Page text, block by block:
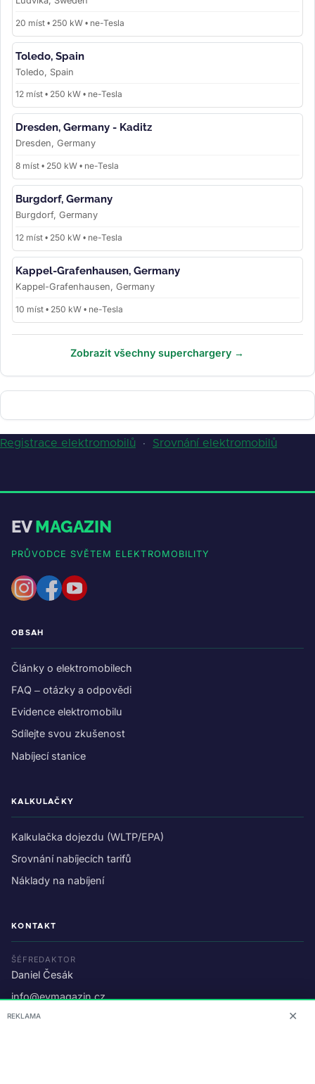
20 míst • 250 kW • ne-Tesla
Toledo, Spain
Toledo, Spain
12 míst • 250 kW • ne-Tesla
Dresden, Germany - Kaditz
Dresden, Germany
8 míst • 250 kW • ne-Tesla
Burgdorf, Germany
Burgdorf, Germany
12 míst • 250 kW • ne-Tesla
Kappel-Grafenhausen, Germany
Kappel-Grafenhausen, Germany
10 míst • 250 kW • ne-Tesla
Zobrazit všechny superchargery →
Registrace elektromobilů · Srovnání elektromobilů
EVMAGAZIN
PRŮVODCE SVĚTEM ELEKTROMOBILITY
OBSAH
Články o elektromobilech
FAQ – otázky a odpovědi
Evidence elektromobilu
Sdílejte svou zkušenost
Nabíjecí stanice
KALKULAČKY
Kalkulačka dojezdu (WLTP/EPA)
Srovnání nabíjecích tarifů
Náklady na nabíjení
KONTAKT
ŠÉFREDAKTOR
Daniel Česák
info@evmagazin.cz
O nás
REKLAMA ✕